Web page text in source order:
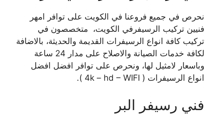
نحرص في جميع فروعنا في الكويت على توافر امهر
فنيين تركيب الرسيفرفي الكويت، متخصصون في
تركيب كافة انواع الرسيفرات القديمة والحديثة، بالاضافة
لكافة خدمات الصيانة والاصلاح على مدار 24 ساعة
وباسعار لامثيل لها، ونحرص على توافر افضل افضل
انواع الرسيفرات ( 4k – hd – WIFI ).
فني رسيفر البر